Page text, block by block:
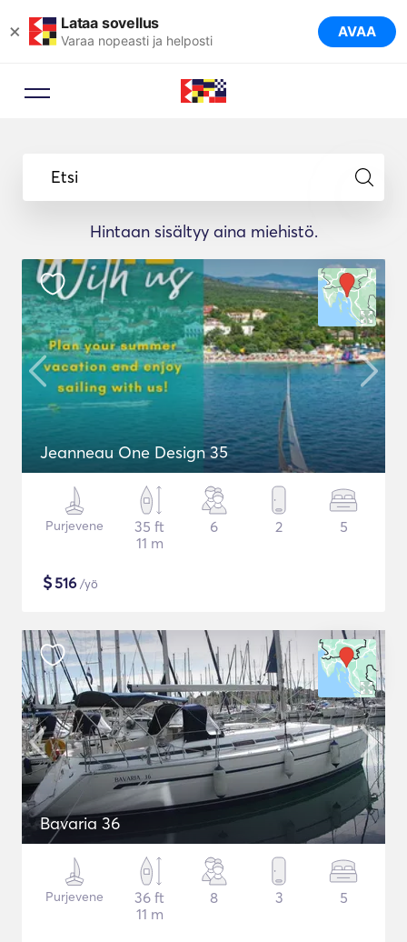
× Lataa sovellus
Varaa nopeasti ja helposti AVAA
Etsi
Hintaan sisältyy aina miehistö.
Jeanneau One Design 35
Purjevene
35 ft
11 m
6 2 5
$516 /yö
Bavaria 36
Purjevene
36 ft
11 m
8 3 5